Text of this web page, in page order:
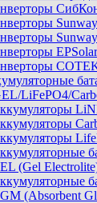
LiFePO4/
(Gel
(Absorbent